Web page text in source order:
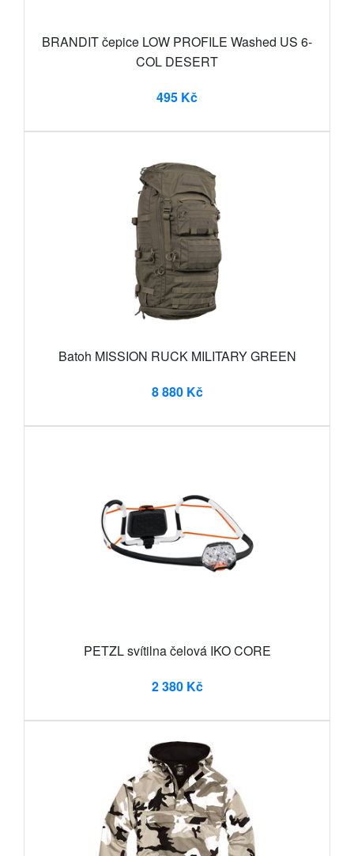
BRANDIT čepice LOW PROFILE Washed US 6-
COL DESERT
495 Kč
Batoh MISSION RUCK MILITARY GREEN
8 880 Kč
PETZL svítilna čelová IKO CORE
2 380 Kč